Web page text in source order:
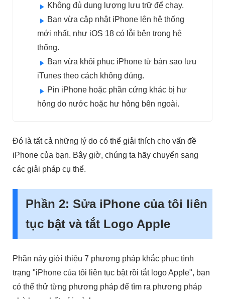
Không đủ dung lượng lưu trữ để chạy.
Bạn vừa cập nhật iPhone lên hệ thống
mới nhất, như iOS 18 có lỗi bên trong hệ
thống.
Bạn vừa khôi phục iPhone từ bản sao lưu
iTunes theo cách không đúng.
Pin iPhone hoặc phần cứng khác bị hư
hỏng do nước hoặc hư hỏng bên ngoài.
Đó là tất cả những lý do có thể giải thích cho vấn đề
iPhone của bạn. Bây giờ, chúng ta hãy chuyển sang
các giải pháp cụ thể.
Phần 2: Sửa iPhone của tôi liên
tục bật và tắt Logo Apple
Phần này giới thiệu 7 phương pháp khắc phục tình
trạng "iPhone của tôi liên tục bật rồi tắt logo Apple", bạn
có thể thử từng phương pháp để tìm ra phương pháp